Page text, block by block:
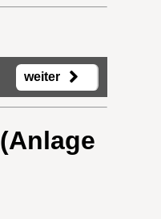
weiter